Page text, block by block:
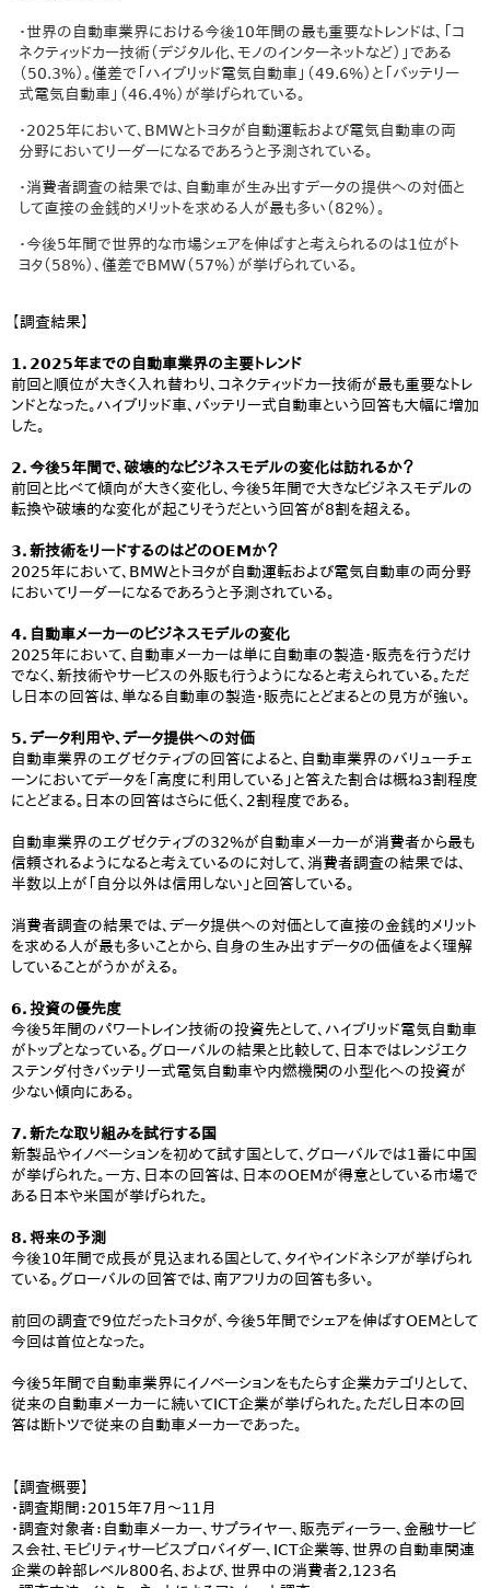
・世界の自動車業界における今後10年間の最も重要なトレンドは、「コ
ネクティッドカー技術（デジタル化、モノのインターネットなど）」である
（50.3%）。僅差で「ハイブリッド電気自動車」（49.6%）と「バッテリー
式電気自動車」（46.4%）が挙げられている。
・2025年において、BMWとトヨタが自動運転および電気自動車の両
分野においてリーダーになるであろうと予測されている。
・消費者調査の結果では、自動車が生み出すデータの提供への対価と
して直接の金銭的メリットを求める人が最も多い（82%）。
・今後5年間で世界的な市場シェアを伸ばすと考えられるのは1位がト
ヨタ（58%）、僅差でBMW（57%）が挙げられている。
【調査結果】
1．2025年までの自動車業界の主要トレンド
前回と順位が大きく入れ替わり、コネクティッドカー技術が最も重要なトレ
ンドとなった。ハイブリッド車、バッテリー式自動車という回答も大幅に増加
した。
2．今後5年間で、破壊的なビジネスモデルの変化は訪れるか？
前回と比べて傾向が大きく変化し、今後5年間で大きなビジネスモデルの
転換や破壊的な変化が起こりそうだという回答が8割を超える。
3．新技術をリードするのはどのOEMか？
2025年において、BMWとトヨタが自動運転および電気自動車の両分野
においてリーダーになるであろうと予測されている。
4．自動車メーカーのビジネスモデルの変化
2025年において、自動車メーカーは単に自動車の製造・販売を行うだけ
でなく、新技術やサービスの外販も行うようになると考えられている。ただ
し日本の回答は、単なる自動車の製造・販売にとどまるとの見方が強い。
5．データ利用や、データ提供への対価
自動車業界のエグゼクティブの回答によると、自動車業界のバリューチェ
ーンにおいてデータを「高度に利用している」と答えた割合は概ね3割程度
にとどまる。日本の回答はさらに低く、2割程度である。
自動車業界のエグゼクティブの32%が自動車メーカーが消費者から最も
信頼されるようになると考えているのに対して、消費者調査の結果では、
半数以上が「自分以外は信用しない」と回答している。
消費者調査の結果では、データ提供への対価として直接の金銭的メリット
を求める人が最も多いことから、自身の生み出すデータの価値をよく理解
していることがうかがえる。
6．投資の優先度
今後5年間のパワートレイン技術の投資先として、ハイブリッド電気自動車
がトップとなっている。グローバルの結果と比較して、日本ではレンジエク
ステンダ付きバッテリー式電気自動車や内燃機関の小型化への投資が
少ない傾向にある。
7．新たな取り組みを試行する国
新製品やイノベーションを初めて試す国として、グローバルでは1番に中国
が挙げられた。一方、日本の回答は、日本のOEMが得意としている市場で
ある日本や米国が挙げられた。
8．将来の予測
今後10年間で成長が見込まれる国として、タイやインドネシアが挙げられ
ている。グローバルの回答では、南アフリカの回答も多い。
前回の調査で9位だったトヨタが、今後5年間でシェアを伸ばすOEMとして
今回は首位となった。
今後5年間で自動車業界にイノベーションをもたらす企業カテゴリとして、
従来の自動車メーカーに続いてICT企業が挙げられた。ただし日本の回
答は断トツで従来の自動車メーカーであった。
【調査概要】
・調査期間：2015年7月～11月
・調査対象者：自動車メーカー、サプライヤー、販売ディーラー、金融サービ
ス会社、モビリティサービスプロバイダー、ICT企業等、世界の自動車関連
企業の幹部レベル800名、および、世界中の消費者2,123名